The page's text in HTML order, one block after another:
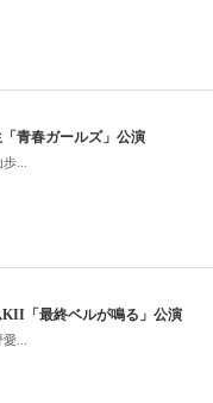
青春ガールズ」公演
...
KII「最終ベルが鳴る」公演
...